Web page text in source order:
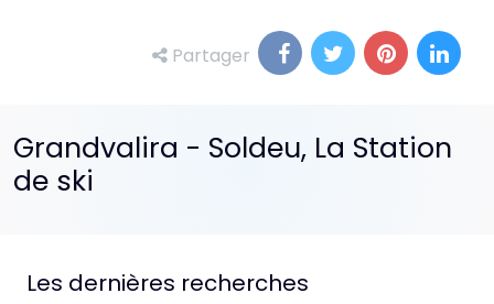
Partager
Grandvalira - Soldeu, La Station
de ski
Les dernières recherches